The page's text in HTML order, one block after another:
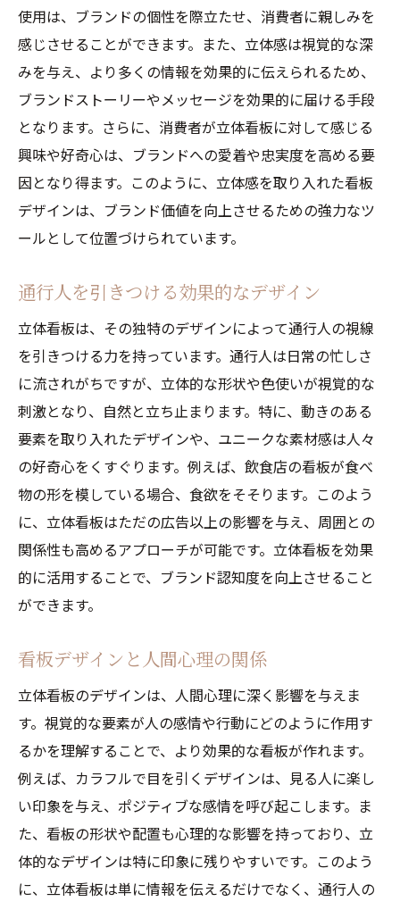
使用は、ブランドの個性を際立たせ、消費者に親しみを
感じさせることができます。また、立体感は視覚的な深
みを与え、より多くの情報を効果的に伝えられるため、
ブランドストーリーやメッセージを効果的に届ける手段
となります。さらに、消費者が立体看板に対して感じる
興味や好奇心は、ブランドへの愛着や忠実度を高める要
因となり得ます。このように、立体感を取り入れた看板
デザインは、ブランド価値を向上させるための強力なツ
ールとして位置づけられています。
通行人を引きつける効果的なデザイン
立体看板は、その独特のデザインによって通行人の視線
を引きつける力を持っています。通行人は日常の忙しさ
に流されがちですが、立体的な形状や色使いが視覚的な
刺激となり、自然と立ち止まります。特に、動きのある
要素を取り入れたデザインや、ユニークな素材感は人々
の好奇心をくすぐります。例えば、飲食店の看板が食べ
物の形を模している場合、食欲をそそります。このよう
に、立体看板はただの広告以上の影響を与え、周囲との
関係性も高めるアプローチが可能です。立体看板を効果
的に活用することで、ブランド認知度を向上させること
ができます。
看板デザインと人間心理の関係
立体看板のデザインは、人間心理に深く影響を与えま
す。視覚的な要素が人の感情や行動にどのように作用す
るかを理解することで、より効果的な看板が作れます。
例えば、カラフルで目を引くデザインは、見る人に楽し
い印象を与え、ポジティブな感情を呼び起こします。ま
た、看板の形状や配置も心理的な影響を持っており、立
体的なデザインは特に印象に残りやすいです。このよう
に、立体看板は単に情報を伝えるだけでなく、通行人の